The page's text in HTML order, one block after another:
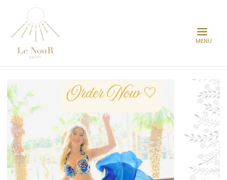
Menu
Post
navigation